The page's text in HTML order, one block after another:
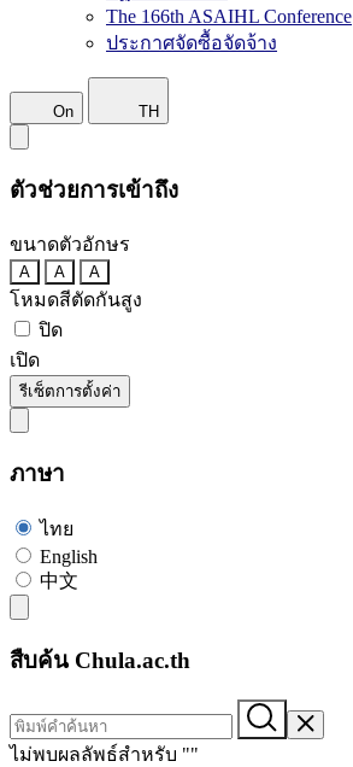
The 166th ASAIHL Conference
ประกาศจัดซื้อจัดจ้าง
On TH
ตัวช่วยการเข้าถึง
ขนาดตัวอักษร
A A A
โหมดสีตัดกันสูง
ปิด
เปิด
รีเซ็ตการตั้งค่า
ภาษา
ไทย
English
中文
สืบค้น Chula.ac.th
ไม่พบผลลัพธ์สำหรับ ""